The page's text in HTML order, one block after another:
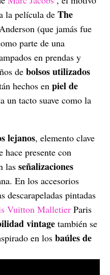
la película de The
(que jamás fue
parte de una
en prendas y
de bolsos utilizados
hechos en piel de
un tacto suave como la
lejanos, elemento clave
presente con
las señalizaciones
En los accesorios
descarapeladas pintadas
Vuitton Malletier Paris
vintage también se
en los baúles de